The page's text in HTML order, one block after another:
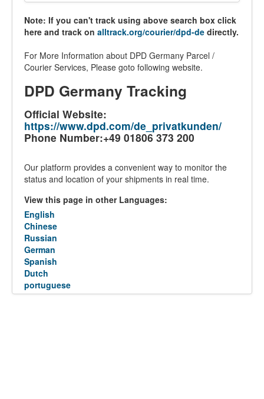
Note: If you can't track using above search box click
here and track on alltrack.org/courier/dpd-de directly.
For More Information about DPD Germany Parcel /
Courier Services, Please goto following website.
DPD Germany Tracking
Official Website:
https://www.dpd.com/de_privatkunden/
Phone Number:+49 01806 373 200
Our platform provides a convenient way to monitor the
status and location of your shipments in real time.
View this page in other Languages:
English
Chinese
Russian
German
Spanish
Dutch
portuguese